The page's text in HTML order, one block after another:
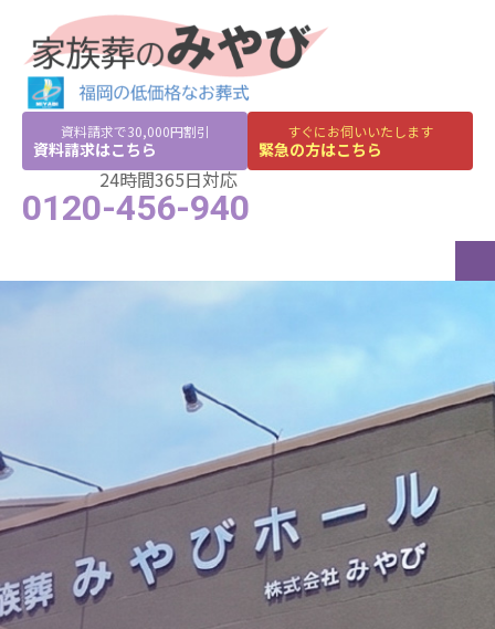
資料請求で30,000円割引
資料請求はこちら
すぐにお伺いいたします
緊急の方はこちら
24時間365日対応
0120-456-940